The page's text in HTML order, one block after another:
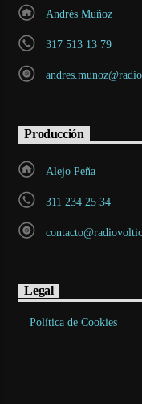
Andrés Muñoz
317 513 13 79
Producción
Alejo Peña
311 234 25 34
Legal
Política de Cookies